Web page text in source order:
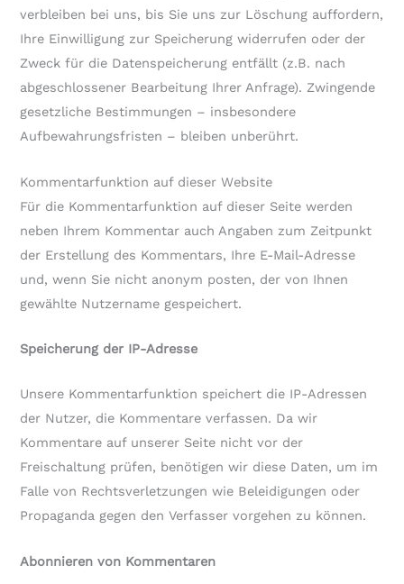
verbleiben bei uns, bis Sie uns zur Löschung auffordern,
Ihre Einwilligung zur Speicherung widerrufen oder der
Zweck für die Datenspeicherung entfällt (z.B. nach
abgeschlossener Bearbeitung Ihrer Anfrage). Zwingende
gesetzliche Bestimmungen – insbesondere
Aufbewahrungsfristen – bleiben unberührt.
Kommentarfunktion auf dieser Website
Für die Kommentarfunktion auf dieser Seite werden
neben Ihrem Kommentar auch Angaben zum Zeitpunkt
der Erstellung des Kommentars, Ihre E-Mail-Adresse
und, wenn Sie nicht anonym posten, der von Ihnen
gewählte Nutzername gespeichert.
Speicherung der IP-Adresse
Unsere Kommentarfunktion speichert die IP-Adressen
der Nutzer, die Kommentare verfassen. Da wir
Kommentare auf unserer Seite nicht vor der
Freischaltung prüfen, benötigen wir diese Daten, um im
Falle von Rechtsverletzungen wie Beleidigungen oder
Propaganda gegen den Verfasser vorgehen zu können.
Abonnieren von Kommentaren